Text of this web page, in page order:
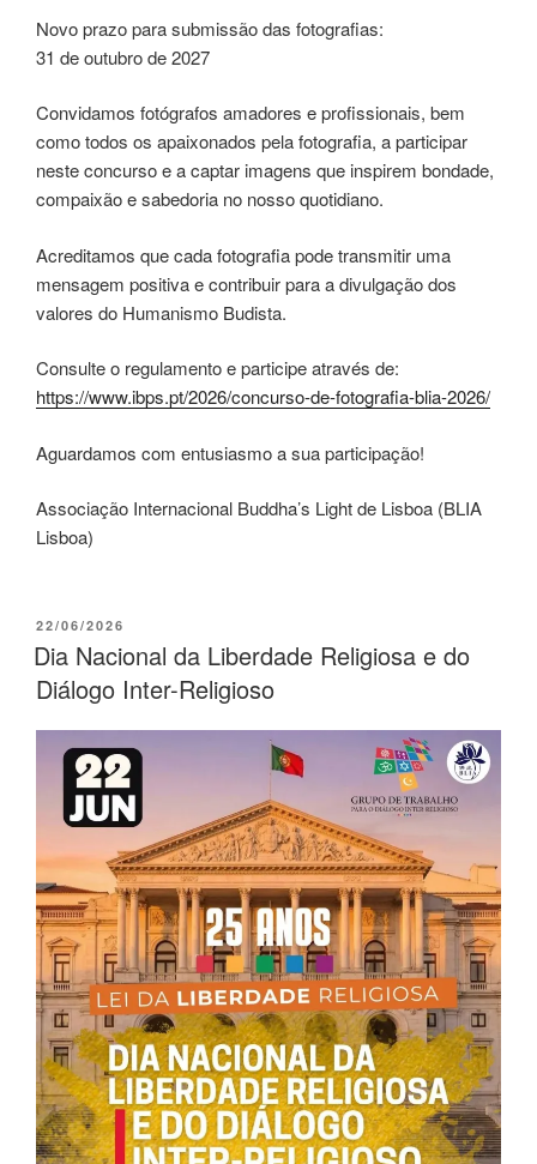
Novo prazo para submissão das fotografias:
31 de outubro de 2027
Convidamos fotógrafos amadores e profissionais, bem
como todos os apaixonados pela fotografia, a participar
neste concurso e a captar imagens que inspirem bondade,
compaixão e sabedoria no nosso quotidiano.
Acreditamos que cada fotografia pode transmitir uma
mensagem positiva e contribuir para a divulgação dos
valores do Humanismo Budista.
Consulte o regulamento e participe através de:
https://www.ibps.pt/2026/concurso-de-fotografia-blia-2026/
Aguardamos com entusiasmo a sua participação!
Associação Internacional Buddha’s Light de Lisboa (BLIA
Lisboa)
22/06/2026
Dia Nacional da Liberdade Religiosa e do
Diálogo Inter-Religioso